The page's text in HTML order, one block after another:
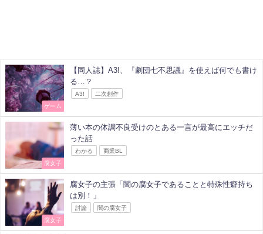
ゲーム
【同人誌】A3!、『劇団七不思議』を使えば何でも書け
る…？
A3! 二次創作
腐女子
薄い本の体調不良受けのとある一言が最高にエッチだ
った話
わかる 商業BL
腐女子
腐女子の主張「闇の腐女子であることと特殊性癖持ち
は別！」
討論 闇の腐女子